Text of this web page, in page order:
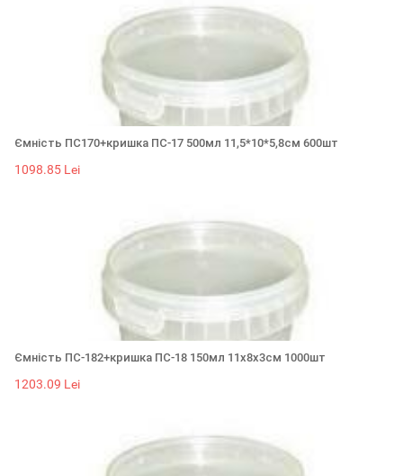
Ємність ПС170+кришка ПС-17 500мл 11,5*10*5,8см 600шт
1098.85 Lei
Ємність ПС-182+кришка ПС-18 150мл 11х8х3см 1000шт
1203.09 Lei